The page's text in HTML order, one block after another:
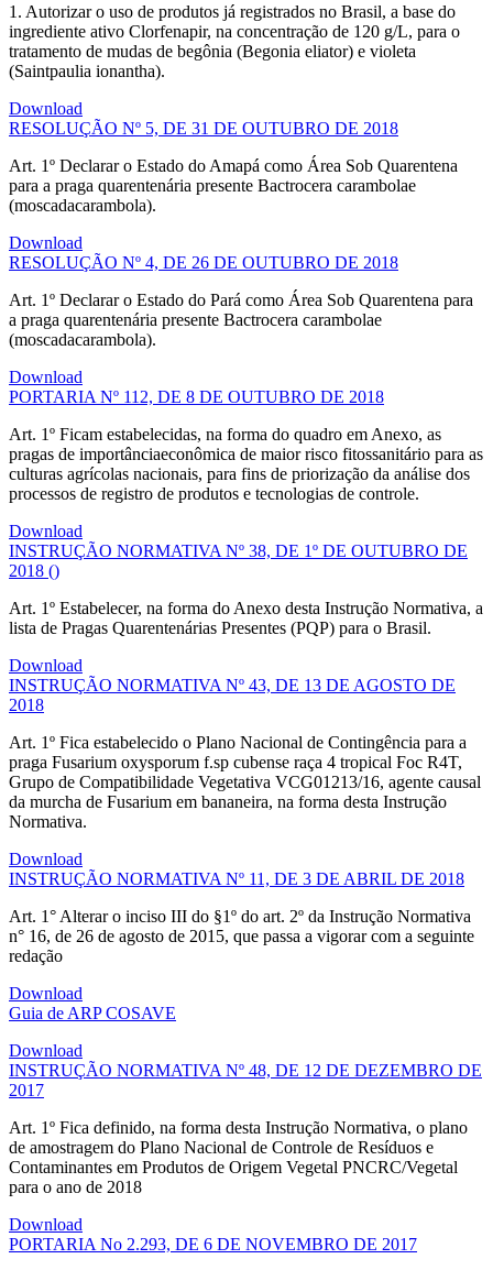
1. Autorizar o uso de produtos já registrados no Brasil, a base do
ingrediente ativo Clorfenapir, na concentração de 120 g/L, para o
tratamento de mudas de begônia (Begonia eliator) e violeta
(Saintpaulia ionantha).
Download
RESOLUÇÃO Nº 5, DE 31 DE OUTUBRO DE 2018
Art. 1º Declarar o Estado do Amapá como Área Sob Quarentena
para a praga quarentenária presente Bactrocera carambolae
(moscadacarambola).
Download
RESOLUÇÃO Nº 4, DE 26 DE OUTUBRO DE 2018
Art. 1º Declarar o Estado do Pará como Área Sob Quarentena para
a praga quarentenária presente Bactrocera carambolae
(moscadacarambola).
Download
PORTARIA Nº 112, DE 8 DE OUTUBRO DE 2018
Art. 1º Ficam estabelecidas, na forma do quadro em Anexo, as
pragas de importânciaeconômica de maior risco fitossanitário para as
culturas agrícolas nacionais, para fins de priorização da análise dos
processos de registro de produtos e tecnologias de controle.
Download
INSTRUÇÃO NORMATIVA Nº 38, DE 1º DE OUTUBRO DE
2018 ()
Art. 1º Estabelecer, na forma do Anexo desta Instrução Normativa, a
lista de Pragas Quarentenárias Presentes (PQP) para o Brasil.
Download
INSTRUÇÃO NORMATIVA Nº 43, DE 13 DE AGOSTO DE
2018
Art. 1º Fica estabelecido o Plano Nacional de Contingência para a
praga Fusarium oxysporum f.sp cubense raça 4 tropical Foc R4T,
Grupo de Compatibilidade Vegetativa VCG01213/16, agente causal
da murcha de Fusarium em bananeira, na forma desta Instrução
Normativa.
Download
INSTRUÇÃO NORMATIVA Nº 11, DE 3 DE ABRIL DE 2018
Art. 1° Alterar o inciso III do §1º do art. 2º da Instrução Normativa
n° 16, de 26 de agosto de 2015, que passa a vigorar com a seguinte
redação
Download
Guia de ARP COSAVE
Download
INSTRUÇÃO NORMATIVA Nº 48, DE 12 DE DEZEMBRO DE
2017
Art. 1º Fica definido, na forma desta Instrução Normativa, o plano
de amostragem do Plano Nacional de Controle de Resíduos e
Contaminantes em Produtos de Origem Vegetal PNCRC/Vegetal
para o ano de 2018
Download
PORTARIA No 2.293, DE 6 DE NOVEMBRO DE 2017